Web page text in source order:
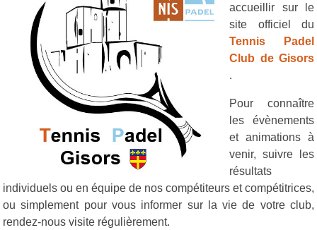
accueillir sur le
site officiel du
Tennis Padel
Club de Gisors
.
Pour connaître
les évènements
et animations à
venir, suivre les
résultats
individuels ou en équipe de nos compétiteurs et compétitrices,
ou simplement pour vous informer sur la vie de votre club,
rendez-nous visite régulièrement.